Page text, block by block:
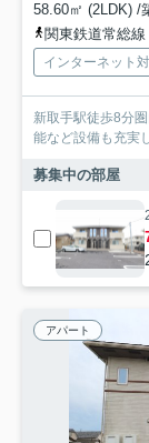
58.60㎡ (2LDK) /
関東鉄道常総
インターネット
新取手駅徒歩8分
能など設備も充実
募集中の部屋
アパート